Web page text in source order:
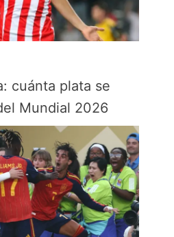
cuánta plata se
Mundial 2026